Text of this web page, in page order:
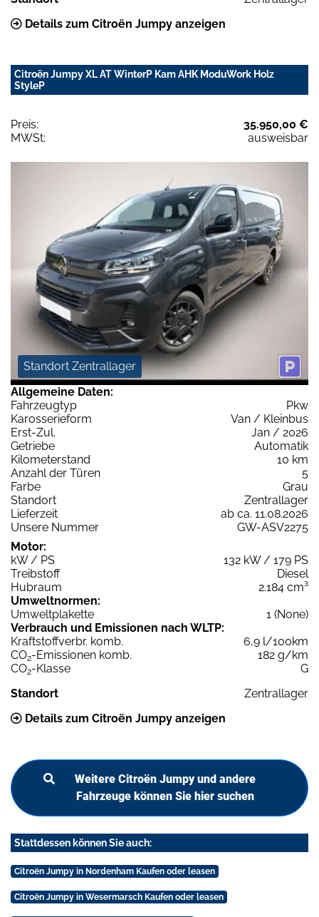
Details zum Citroën Jumpy anzeigen
Citroën Jumpy XL AT WinterP Kam AHK ModuWork Holz
StyleP
Preis:
35.950,00 €
MWSt:
ausweisbar
Standort Zentrallager
Allgemeine Daten:
Fahrzeugtyp
Pkw
Karosserieform
Van / Kleinbus
Erst-Zul.
Jan / 2026
Getriebe
Automatik
Kilometerstand
10 km
Anzahl der Türen
5
Farbe
Grau
Standort
Zentrallager
Lieferzeit
ab ca. 11.08.2026
Unsere Nummer
GW-ASV2275
Motor:
kW / PS
132 kW / 179 PS
Treibstoff
Diesel
Hubraum
2.184 cm³
Umweltnormen:
Umweltplakette
1 (None)
Verbrauch und Emissionen nach WLTP:
Kraftstoffverbr. komb.
6,9 l/100km
CO2-Emissionen komb.
182 g/km
CO2-Klasse
G
Standort
Zentrallager
Details zum Citroën Jumpy anzeigen
Weitere Citroën Jumpy und andere
Fahrzeuge können Sie hier suchen
Stattdessen können Sie auch:
Citroën Jumpy in Nordenham Kaufen oder leasen
Citroën Jumpy in Wesermarsch Kaufen oder leasen